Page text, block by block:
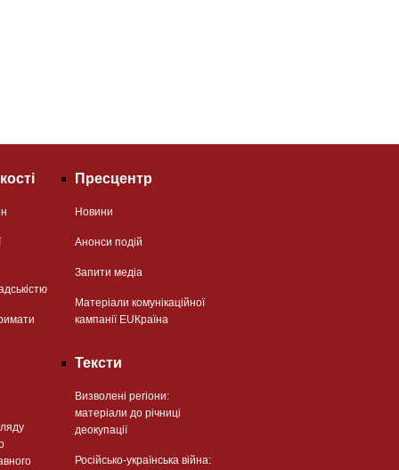
Пресцентр
Новини
Анонси подій
Запити медіа
Матеріали комунікаційної
кампанії EUКраїна
Тексти
Визволені регіони:
матеріали до річниці
деокупації
Російсько-українська війна: